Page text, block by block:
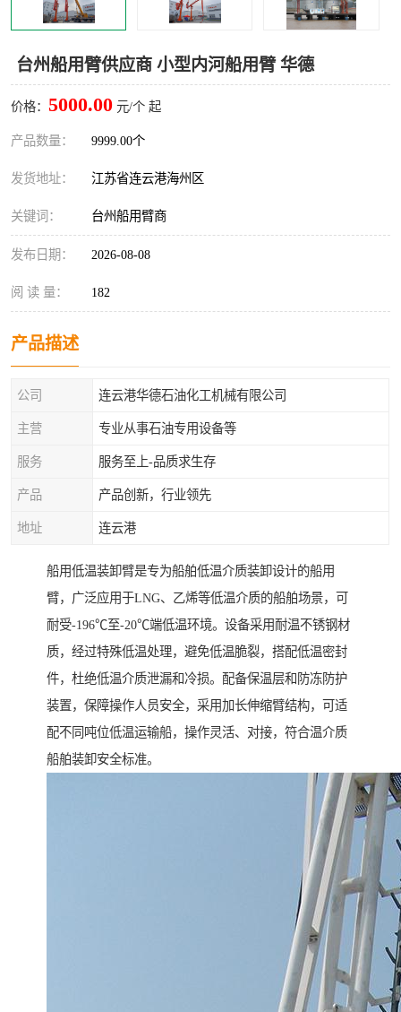
台州船用臂供应商 小型内河船用臂 华德
价格： 5000.00 元/个 起
产品数量： 9999.00个
发货地址： 江苏省连云港海州区
关键词： 台州船用臂商
发布日期： 2026-08-08
阅 读 量： 182
产品描述
公司 连云港华德石油化工机械有限公司
主营 专业从事石油专用设备等
服务 服务至上-品质求生存
产品 产品创新，行业领先
地址 连云港
船用低温装卸臂是专为船舶低温介质装卸设计的船用
臂，广泛应用于LNG、乙烯等低温介质的船舶场景，可
耐受-196℃至-20℃端低温环境。设备采用耐温不锈钢材
质，经过特殊低温处理，避免低温脆裂，搭配低温密封
件，杜绝低温介质泄漏和冷损。配备保温层和防冻防护
装置，保障操作人员安全，采用加长伸缩臂结构，可适
配不同吨位低温运输船，操作灵活、对接，符合温介质
船舶装卸安全标准。
浮动出油装置 鹤管